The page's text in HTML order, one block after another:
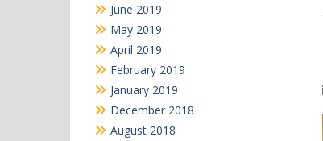
June 2019
May 2019
April 2019
February 2019
January 2019
December 2018
August 2018